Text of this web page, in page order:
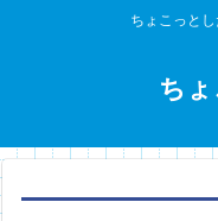
ちょこっと
ち